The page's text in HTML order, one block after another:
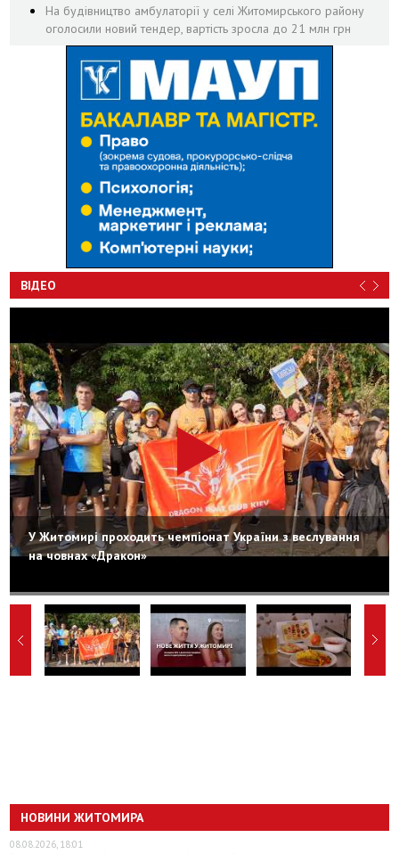
На будівництво амбулаторії у селі Житомирського району
оголосили новий тендер, вартість зросла до 21 млн грн
ВІДЕО
У Житомирі проходить чемпіонат України з веслування
на човнах «Дракон»
НОВИНИ ЖИТОМИРА
08.08.2026, 18:01